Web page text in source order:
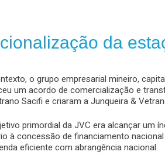
da
o grupo empresarial mineiro,
um acordo de comercialização e
Sacifi e criaram a Junqueira &
primordial da JVC era alcançar um
à concessão de financiamento
eficiente com abrangência nacional.